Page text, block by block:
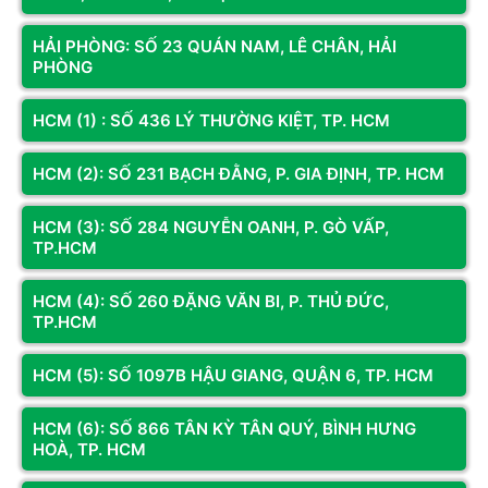
Intel Xeon được thiết kế riêng dành cho máy chủ, máy trạm chuyên
Sự khác biệt cốt lõi giữa Intel Xeon và Intel Core i
Dù cùng do Intel sản xuất, Xeon và Core i phục vụ hai nhóm người
dùng hoàn toàn khác nhau. Sự khác biệt lớn nhất nằm ở các yếu
tố sau:
Hỗ trợ RAM ECC: Xeon cho phép dùng RAM có khả năng tự
sửa lỗi, giúp giảm rủi ro khi xử lý dữ liệu nhạy cảm. Core i
không hỗ trợ tính năng này hoặc chỉ hỗ trợ giới hạn.
CƠ SỞ 1
Địa chỉ:Số LK2A-17 Phố Nguyễn
Văn Trỗi, Hà Đông, Hà Nội
Hotline:098.236.8008 -
0339.69.8008
Bản đồ chỉ dẫn
CƠ SỞ 3
Địa chỉ:Số 330 Phạm Văn Đồng,
Đông Ngạc, Hà Nội
Hotline:0833.921.922 -
0374.120.130
KÊNH THÔNG TIN
Fanpage
Youtube
HẢI PHÒNG: SỐ 23 QUÁN NAM, LÊ CHÂN, HẢI
PHÒNG
HCM (1) : SỐ 436 LÝ THƯỜNG KIỆT, TP. HCM
HCM (2): SỐ 231 BẠCH ĐẰNG, P. GIA ĐỊNH, TP. HCM
HCM (3): SỐ 284 NGUYỄN OANH, P. GÒ VẤP,
TP.HCM
HCM (4): SỐ 260 ĐẶNG VĂN BI, P. THỦ ĐỨC,
TP.HCM
HCM (5): SỐ 1097B HẬU GIANG, QUẬN 6, TP. HCM
HCM (6): SỐ 866 TÂN KỲ TÂN QUÝ, BÌNH HƯNG
HOÀ, TP. HCM